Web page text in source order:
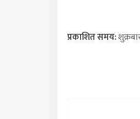
प्रकाशित समय: